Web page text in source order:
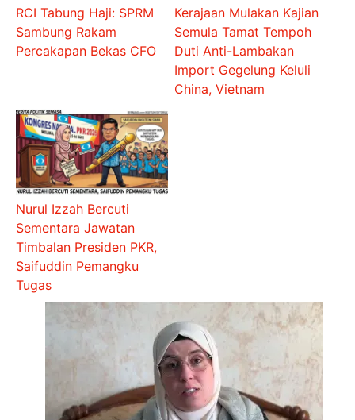
RCI Tabung Haji: SPRM
Sambung Rakam
Percakapan Bekas CFO
Kerajaan Mulakan Kajian
Semula Tamat Tempoh
Duti Anti-Lambakan
Import Gegelung Keluli
China, Vietnam
Nurul Izzah Bercuti
Sementara Jawatan
Timbalan Presiden PKR,
Saifuddin Pemangku
Tugas